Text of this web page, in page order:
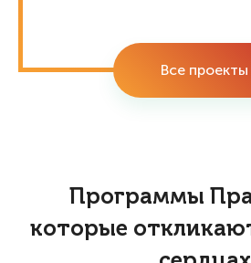
Все проекты
Программы
которые